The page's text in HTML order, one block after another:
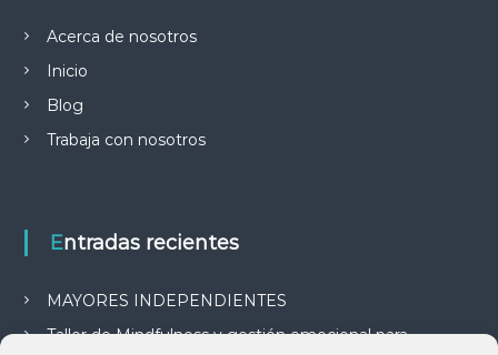
Acerca de nosotros
Inicio
Blog
Trabaja con nosotros
Entradas recientes
MAYORES INDEPENDIENTES
Taller de Mindfulness y gestión emocional para